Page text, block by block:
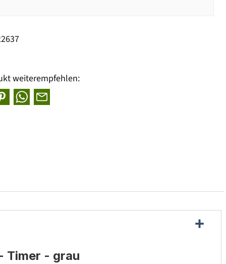
weiterempfehlen:
Timer - grau